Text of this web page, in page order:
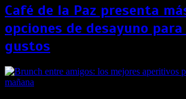
Café de la Paz presenta
opciones de desayuno
gustos